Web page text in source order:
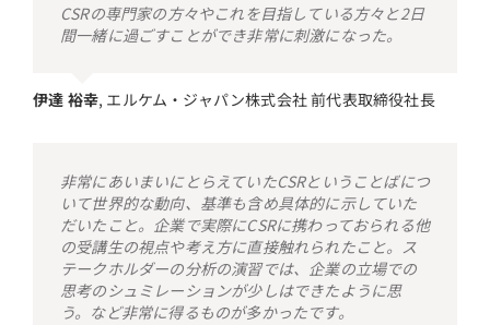
CSRの専門家の方々やこれを目指している方々と2日
間一緒に過ごすことができ非常に刺激になった。
伊達 裕幸, エルケム・ジャパン株式会社 前代表取締役社長
非常にあいまいにとらえていたCSRということばにつ
いて世界的な動向、基準も含め具体的に示していた
だいたこと。企業で実際にCSRに携わっておられる他
の受講生の視点や考え方に直接触れられたこと。ス
テークホルダーの分析の演習では、企業の立場での
思考のシュミレーションが少しはできたように思
う。など非常に得るものが多かったです。